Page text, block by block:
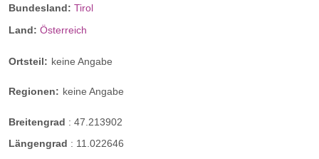
Bundesland: Tirol
Land: Österreich
Ortsteil: keine Angabe
Regionen: keine Angabe
Breitengrad : 47.213902
Längengrad : 11.022646